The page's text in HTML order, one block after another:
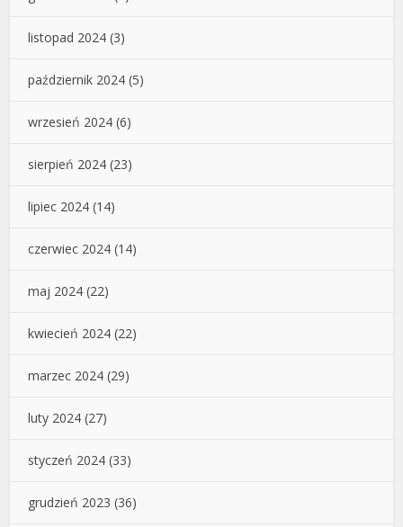
listopad 2024 (3)
październik 2024 (5)
wrzesień 2024 (6)
sierpień 2024 (23)
lipiec 2024 (14)
czerwiec 2024 (14)
maj 2024 (22)
kwiecień 2024 (22)
marzec 2024 (29)
luty 2024 (27)
styczeń 2024 (33)
grudzień 2023 (36)